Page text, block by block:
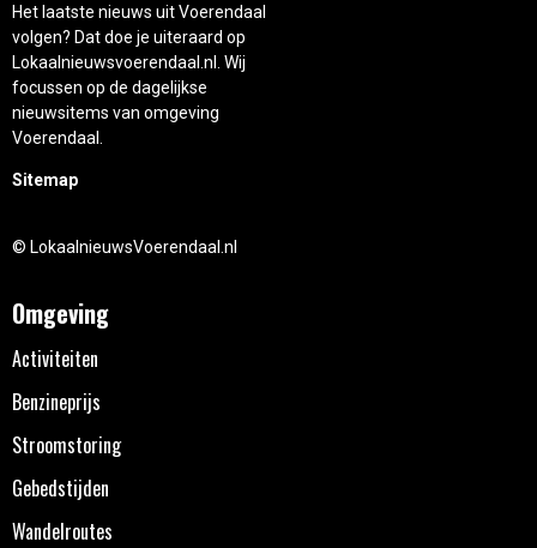
Het laatste nieuws uit Voerendaal
volgen? Dat doe je uiteraard op
Lokaalnieuwsvoerendaal.nl. Wij
focussen op de dagelijkse
nieuwsitems van omgeving
Voerendaal.
Sitemap
© LokaalnieuwsVoerendaal.nl
Omgeving
Activiteiten
Benzineprijs
Stroomstoring
Gebedstijden
Wandelroutes